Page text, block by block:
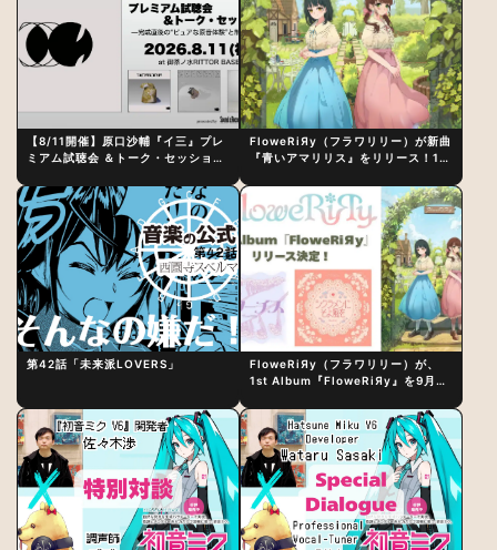
【8/11開催】原口沙輔『イ三』プレ
ミアム試聴会 ＆トーク・セッション
制作秘話
FloweRiЯy（フラワリリー）が新曲
『青いアマリリス』をリリース！1st
第42話「未来派LOVERS」
FloweRiЯy（フラワリリー）が、
1st Album『FloweRiЯy』を9月23